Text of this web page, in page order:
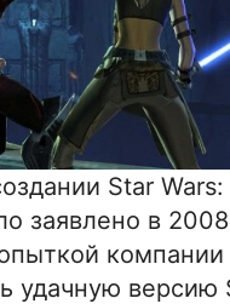
Star
заявлено в 2008
компании
удачную версию